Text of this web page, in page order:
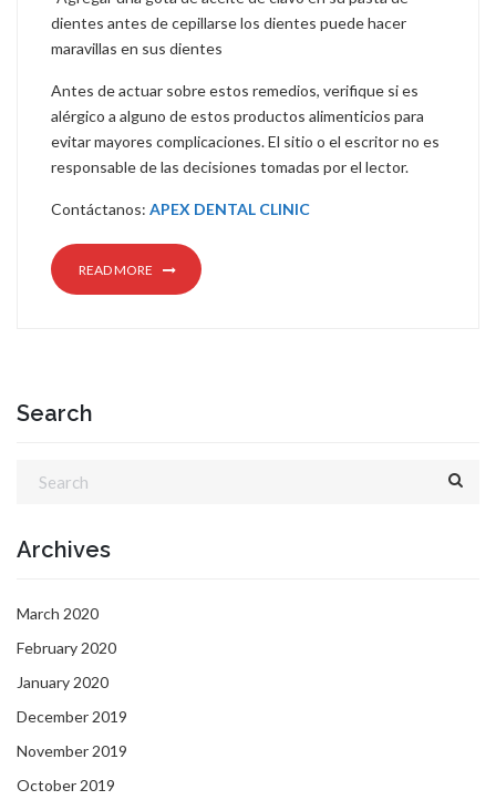
dientes antes de cepillarse los dientes puede hacer
maravillas en sus dientes
Antes de actuar sobre estos remedios, verifique si es
alérgico a alguno de estos productos alimenticios para
evitar mayores complicaciones. El sitio o el escritor no es
responsable de las decisiones tomadas por el lector.
Contáctanos: APEX DENTAL CLINIC
READ MORE
Search
Archives
March 2020
February 2020
January 2020
December 2019
November 2019
October 2019